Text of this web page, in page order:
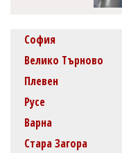
София
Велико Търново
Плевен
Русе
Варна
Стара Загора